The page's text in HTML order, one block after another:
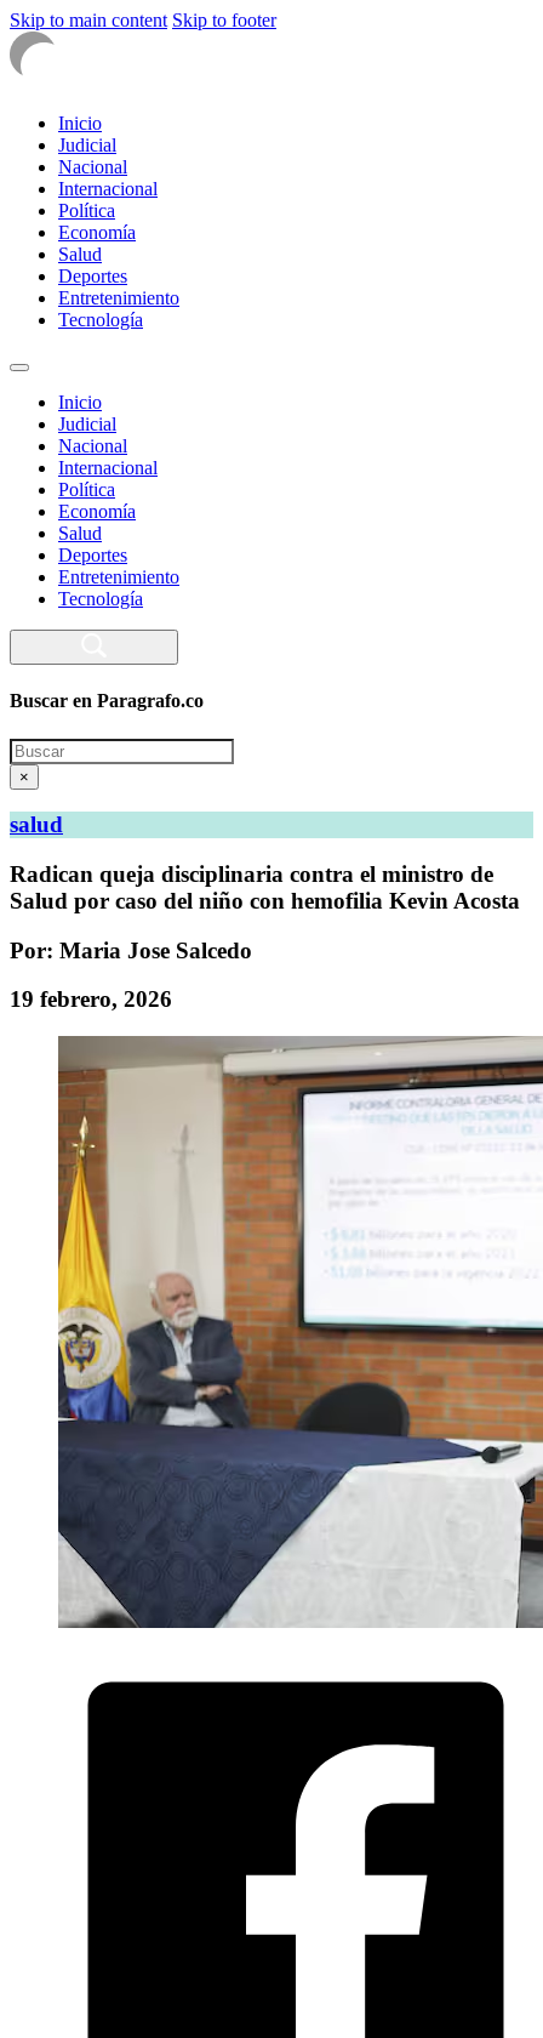
Skip to main content Skip to footer
Inicio
Judicial
Nacional
Internacional
Política
Economía
Salud
Deportes
Entretenimiento
Tecnología
Inicio
Judicial
Nacional
Internacional
Política
Economía
Salud
Deportes
Entretenimiento
Tecnología
Buscar en Paragrafo.co
Search
×
salud
Radican queja disciplinaria contra el ministro de
Salud por caso del niño con hemofilia Kevin Acosta
Por: Maria Jose Salcedo
19 febrero, 2026